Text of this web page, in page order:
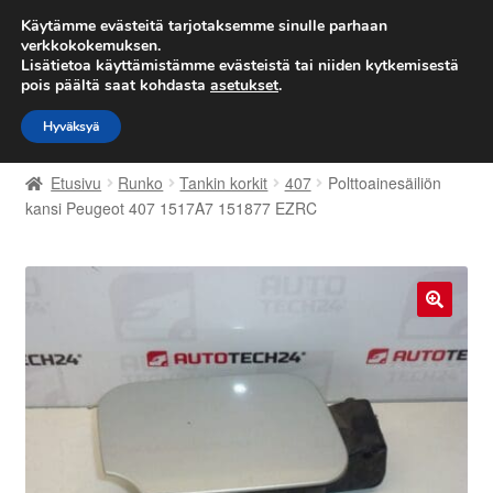
TOIMITUS alkaen 7 EUR
Siirry
navigointiin
Siirry
sisältöön
Etusivu
Kärry
Maailmanlaajuinen toimitus
Etusivu Runko Tankin korkit 407
Polttoainesäiliön
kansi Peugeot 407 1517A7 151877 EZRC
Käytämme evästeitä tarjotaksemme sinulle parhaan
verkkokokemuksen.
Lisätietoa käyttämistämme evästeistä tai niiden kytkemisestä
pois päältä saat kohdasta asetukset.
Hyväksyä